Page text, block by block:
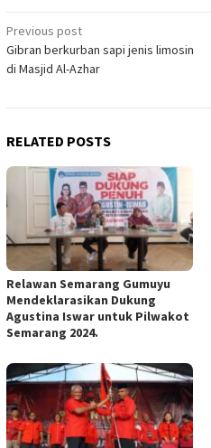
Post
navigation
Previous post
Gibran berkurban sapi jenis limosin
di Masjid Al-Azhar
RELATED POSTS
Relawan Semarang Gumuyu
Mendeklarasikan Dukung
Agustina Iswar untuk Pilwakot
Semarang 2024.